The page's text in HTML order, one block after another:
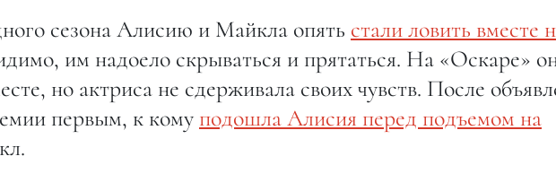
сезона Алисию и Майкла опять стали ловить вместе
им надоело скрываться и прятаться. На «Оскаре»
но актриса не сдерживала своих чувств. После
первым, к кому подошла Алисия перед подъемом на